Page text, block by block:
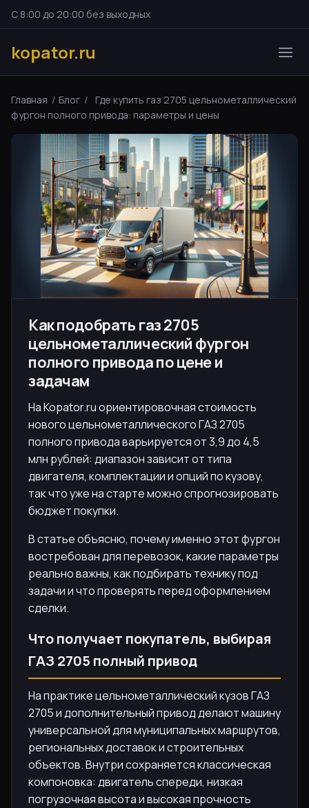
С 8:00 до 20:00 без выходных
kopator.ru
Главная / Блог /
Где купить газ 2705 цельнометаллический
фургон полного привода: параметры и цены
Как подобрать газ 2705
цельнометаллический фургон
полного привода по цене и
задачам
На Kopator.ru ориентировочная стоимость
нового цельнометаллического ГАЗ 2705
полного привода варьируется от 3,9 до 4,5
млн рублей: диапазон зависит от типа
двигателя, комплектации и опций по кузову,
так что уже на старте можно спрогнозировать
бюджет покупки.
В статье объясню, почему именно этот фургон
востребован для перевозок, какие параметры
реально важны, как подбирать технику под
задачи и что проверять перед оформлением
сделки.
Что получает покупатель, выбирая
ГАЗ 2705 полный привод
На практике цельнометаллический кузов ГАЗ
2705 и дополнительный привод делают машину
универсальной для муниципальных маршрутов,
региональных доставок и строительных
объектов. Внутри сохраняется классическая
компоновка: двигатель спереди, низкая
погрузочная высота и высокая прочность